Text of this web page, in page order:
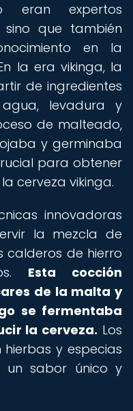
eran expertos
sino que también
en la
la era vikinga, la
de ingredientes
levadura y
de malteado,
y germinaba
para obtener
cerveza vikinga.
innovadoras
la mezcla de
calderos de hierro
Esta cocción
de la malta y
se fermentaba
la cerveza. Los
y especias
sabor único y